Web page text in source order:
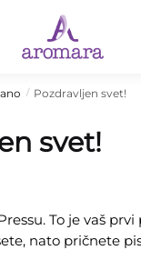
/ Pozdravljen svet!
svet!
To je vaš
nato pričnete